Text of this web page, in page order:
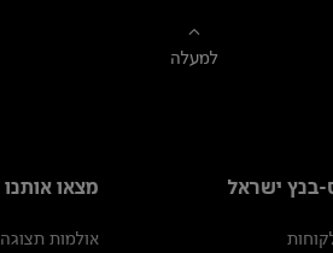
למעלה
בנץ ישראל מצאו אותנו
אולמות תצוגה